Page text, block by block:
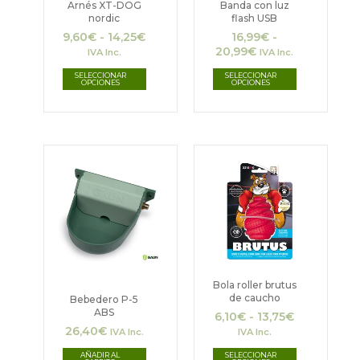
Arnés XT-DOG
nordic
9,60€ - 14,25€
IVA Inc.
SELECCIONAR
OPCIONES
opciones
se
pueden
página
de
producto
Banda con luz
flash USB
16,99€ -
20,99€ IVA Inc.
SELECCIONAR
OPCIONES
opciones
se
pueden
página
de
producto
Bebedero P-5
ABS
26,40€ IVA Inc.
AÑADIR AL
Bola roller brutus
de caucho
6,10€ - 13,75€
IVA Inc.
SELECCIONAR
producto
tiene
múltiples
variantes.
Las
opciones
se
pueden